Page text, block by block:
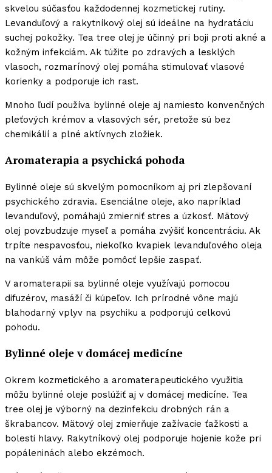
skvelou súčasťou každodennej kozmetickej rutiny.
Levanduľový a rakytníkový olej sú ideálne na hydratáciu
suchej pokožky. Tea tree olej je účinný pri boji proti akné a
kožným infekciám. Ak túžite po zdravých a lesklých
vlasoch, rozmarínový olej pomáha stimulovať vlasové
korienky a podporuje ich rast.
Mnoho ľudí používa bylinné oleje aj namiesto konvenčných
pleťových krémov a vlasových sér, pretože sú bez
chemikálií a plné aktívnych zložiek.
Aromaterapia a psychická pohoda
Bylinné oleje sú skvelým pomocníkom aj pri zlepšovaní
psychického zdravia. Esenciálne oleje, ako napríklad
levanduľový, pomáhajú zmierniť stres a úzkosť. Mätový
olej povzbudzuje myseľ a pomáha zvýšiť koncentráciu. Ak
trpíte nespavosťou, niekoľko kvapiek levanduľového oleja
na vankúš vám môže pomôcť lepšie zaspať.
V aromaterapii sa bylinné oleje využívajú pomocou
difuzérov, masáží či kúpeľov. Ich prírodné vône majú
blahodarný vplyv na psychiku a podporujú celkovú
pohodu.
Bylinné oleje v domácej medicíne
Okrem kozmetického a aromaterapeutického využitia
môžu bylinné oleje poslúžiť aj v domácej medicíne. Tea
tree olej je výborný na dezinfekciu drobných rán a
škrabancov. Mätový olej zmierňuje zažívacie ťažkosti a
bolesti hlavy. Rakytníkový olej podporuje hojenie kože pri
popáleninách alebo ekzémoch.